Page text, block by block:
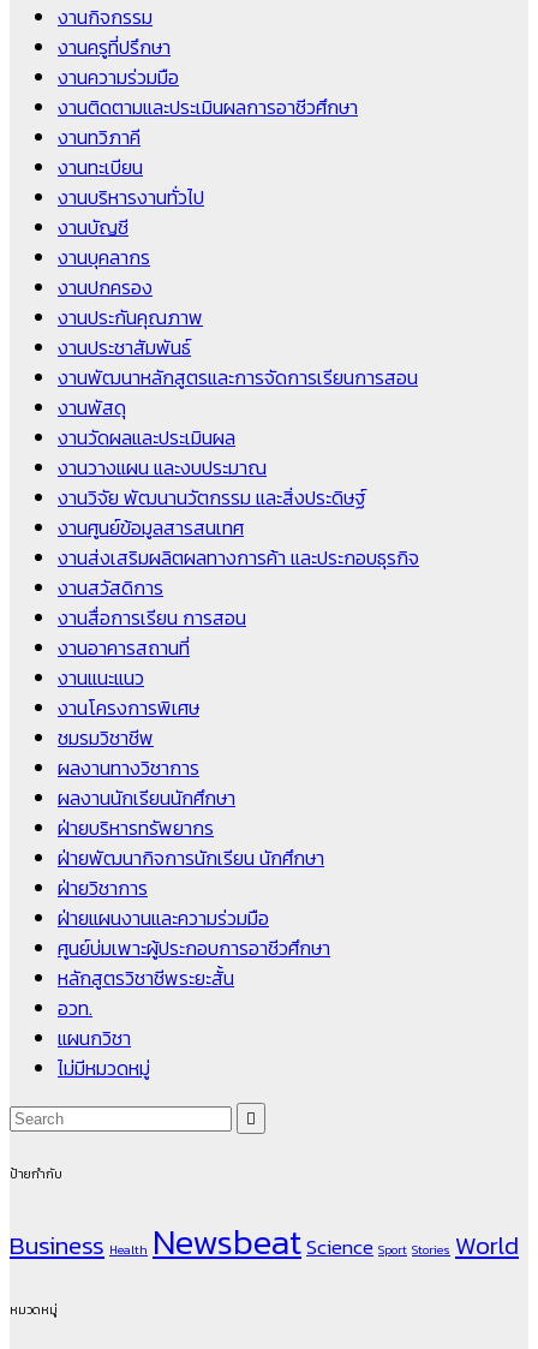
งานกิจกรรม
งานครูที่ปรึกษา
งานความร่วมมือ
งานติดตามและประเมินผลการอาชีวศึกษา
งานทวิภาคี
งานทะเบียน
งานบริหารงานทั่วไป
งานบัญชี
งานบุคลากร
งานปกครอง
งานประกันคุณภาพ
งานประชาสัมพันธ์
งานพัฒนาหลักสูตรและการจัดการเรียนการสอน
งานพัสดุ
งานวัดผลและประเมินผล
งานวางแผน และงบประมาณ
งานวิจัย พัฒนานวัตกรรม และสิ่งประดิษฐ์
งานศูนย์ข้อมูลสารสนเทศ
งานส่งเสริมผลิตผลทางการค้า และประกอบธุรกิจ
งานสวัสดิการ
งานสื่อการเรียน การสอน
งานอาคารสถานที่
งานแนะแนว
งานโครงการพิเศษ
ชมรมวิชาชีพ
ผลงานทางวิชาการ
ผลงานนักเรียนนักศึกษา
ฝ่ายบริหารทรัพยากร
ฝ่ายพัฒนากิจการนักเรียน นักศึกษา
ฝ่ายวิชาการ
ฝ่ายแผนงานและความร่วมมือ
ศูนย์บ่มเพาะผู้ประกอบการอาชีวศึกษา
หลักสูตรวิชาชีพระยะสั้น
อวท.
แผนกวิชา
ไม่มีหมวดหมู่
ป้ายกำกับ
Business Health NewsbeatScience Sport Stories World
หมวดหมู่